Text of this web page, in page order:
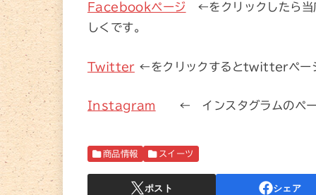
Facebookページ ←をクリックしたら当
しくです。
Twitter ←をクリックするとtwitterペー
Instagram ← インスタグラムのペー
商品情報 スイーツ
ポスト シェア